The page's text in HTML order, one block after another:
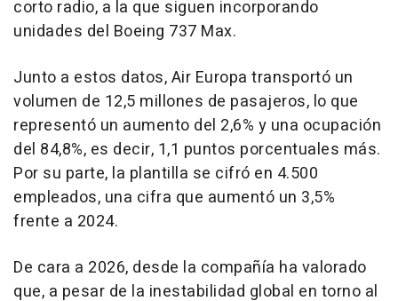
corto radio, a la que siguen incorporando
unidades del Boeing 737 Max.
Junto a estos datos, Air Europa transportó un
volumen de 12,5 millones de pasajeros, lo que
representó un aumento del 2,6% y una ocupación
del 84,8%, es decir, 1,1 puntos porcentuales más.
Por su parte, la plantilla se cifró en 4.500
empleados, una cifra que aumentó un 3,5%
frente a 2024.
De cara a 2026, desde la compañía ha valorado
que, a pesar de la inestabilidad global en torno al